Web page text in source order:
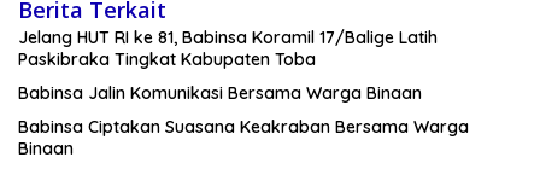
Berita Terkait
Jelang HUT RI ke 81, Babinsa Koramil 17/Balige Latih
Paskibraka Tingkat Kabupaten Toba
Babinsa Jalin Komunikasi Bersama Warga Binaan
Babinsa Ciptakan Suasana Keakraban Bersama Warga
Binaan